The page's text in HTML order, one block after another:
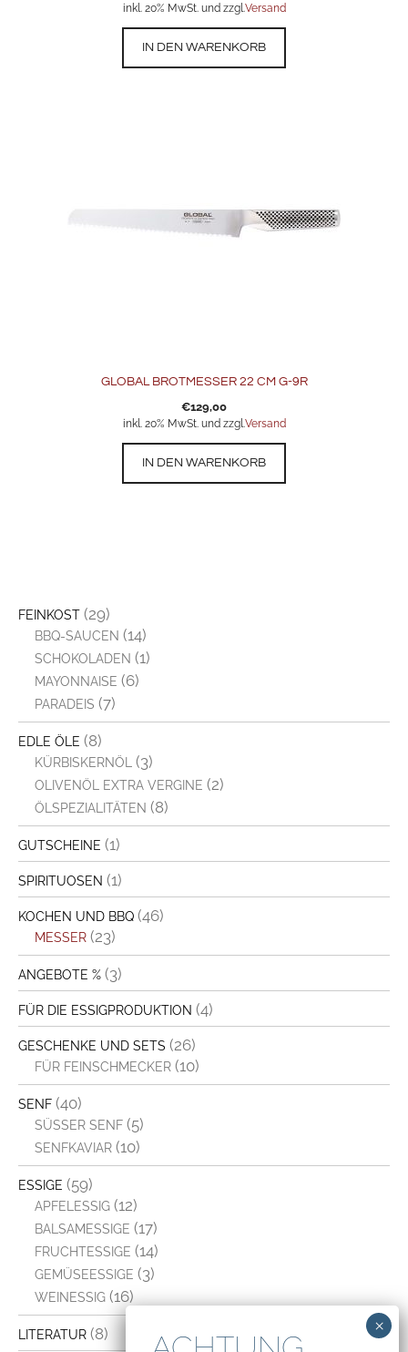
inkl. 20% MwSt. und zzgl. Versand
IN DEN WARENKORB
GLOBAL BROTMESSER 22 CM G-9R
€129,00
inkl. 20% MwSt. und zzgl. Versand
IN DEN WARENKORB
FEINKOST (29)
BBQ-SAUCEN (14)
SCHOKOLADEN (1)
MAYONNAISE (6)
PARADEIS (7)
EDLE ÖLE (8)
KÜRBISKERNÖL (3)
OLIVENÖL EXTRA VERGINE (2)
ÖLSPEZIALITÄTEN (8)
GUTSCHEINE (1)
SPIRITUOSEN (1)
KOCHEN UND BBQ (46)
MESSER (23)
ANGEBOTE % (3)
FÜR DIE ESSIGPRODUKTION (4)
GESCHENKE UND SETS (26)
FÜR FEINSCHMECKER (10)
SENF (40)
SÜSSER SENF (5)
SENFKAVIAR (10)
ESSIGE (59)
APFELESSIG (12)
BALSAMESSIGE (17)
FRUCHTESSIGE (14)
GEMÜSEESSIGE (3)
WEINESSIG (16)
LITERATUR (8)